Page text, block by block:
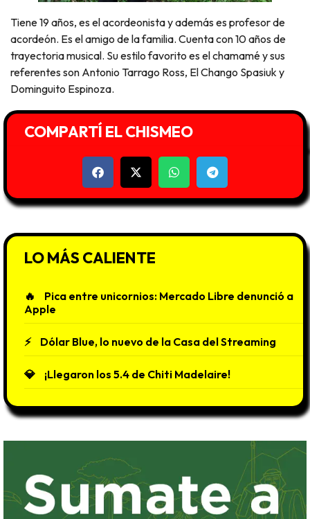
Tiene 19 años, es el acordeonista y además es profesor de
acordeón. Es el amigo de la familia. Cuenta con 10 años de
trayectoria musical. Su estilo favorito es el chamamé y sus
referentes son Antonio Tarrago Ross, El Chango Spasiuk y
Dominguito Espinoza.
COMPARTÍ EL CHISMEO
LO MÁS CALIENTE
Pica entre unicornios: Mercado Libre denunció a
Apple
Dólar Blue, lo nuevo de la Casa del Streaming
¡Llegaron los 5.4 de Chiti Madelaire!